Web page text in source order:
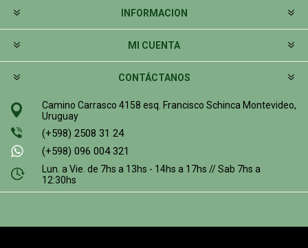
INFORMACION
MI CUENTA
CONTÁCTANOS
Camino Carrasco 4158 esq. Francisco Schinca Montevideo,
Uruguay
(+598) 2508 31 24
(+598) 096 004 321
Lun. a Vie. de 7hs a 13hs - 14hs a 17hs // Sab 7hs a
12:30hs